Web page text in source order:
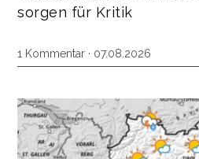
sorgen für Kritik
1 Kommentar · 07.08.2026